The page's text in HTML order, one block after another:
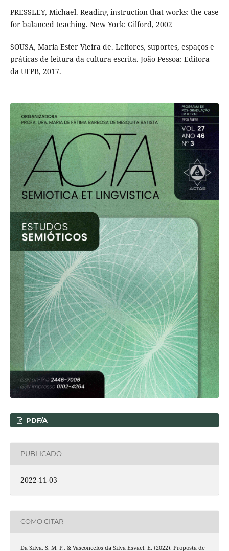
PRESSLEY, Michael. Reading instruction that works: the case
for balanced teaching. New York: Gilford, 2002
SOUSA, Maria Ester Vieira de. Leitores, suportes, espaços e
práticas de leitura da cultura escrita. João Pessoa: Editora
da UFPB, 2017.
PDF/A
PUBLICADO
2022-11-03
COMO CITAR
Da Silva, S. M. P., & Vasconcelos da Silva Esvael, E. (2022). Proposta de